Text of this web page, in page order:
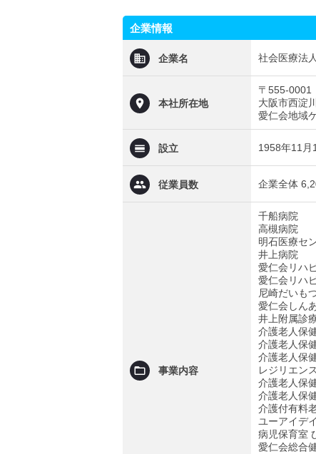
企業情報
企業名 社会医療法
本社所在地
〒555-0001
大阪市西淀
愛仁会地域
設立 1958年11月
従業員数 企業全体
事業内容
千船病院
高槻病院
明石医療セ
井上病院
愛仁会リハ
愛仁会リハ
尼崎だいも
愛仁会しん
井上附属診
介護老人保
介護老人保
介護老人保
レジリエン
介護老人保
介護老人保
介護付有料
ユーアイデ
病児保育室
愛仁会総合